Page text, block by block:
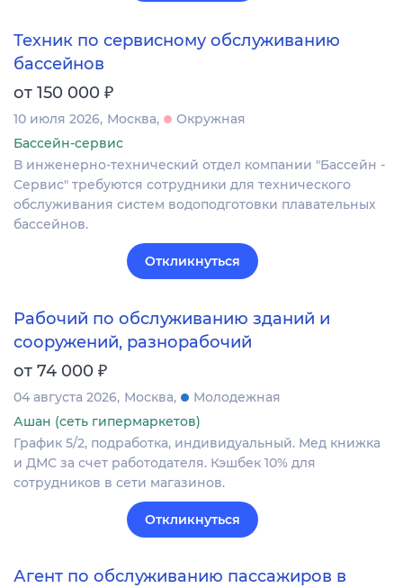
Техник по сервисному обслуживанию
бассейнов
от 150 000 ₽
10 июля 2026 Москва
Окружная
Бассейн-сервис
В инженерно-технический отдел компании "Бассейн -
Сервис" требуются сотрудники для технического
обслуживания систем водоподготовки плавательных
бассейнов.
Откликнуться
Рабочий по обслуживанию зданий и
сооружений, разнорабочий
от 74 000 ₽
04 августа 2026 Москва
Молодежная
Ашан (сеть гипермаркетов)
График 5/2, подработка, индивидуальный. Мед книжка
и ДМС за счет работодателя. Кэшбек 10% для
сотрудников в сети магазинов.
Откликнуться
Агент по обслуживанию пассажиров в